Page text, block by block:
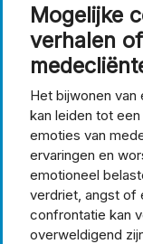
Mogelijke
verhalen
Het bijwonen
kan leiden tot
emoties van
ervaringen en
emotioneel
verdriet, angst of
confrontatie kan
overweldigend